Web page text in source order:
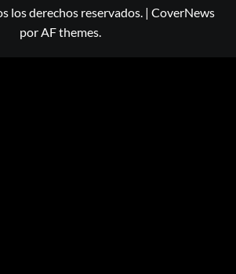
los derechos reservados. | CoverNews
por AF themes.